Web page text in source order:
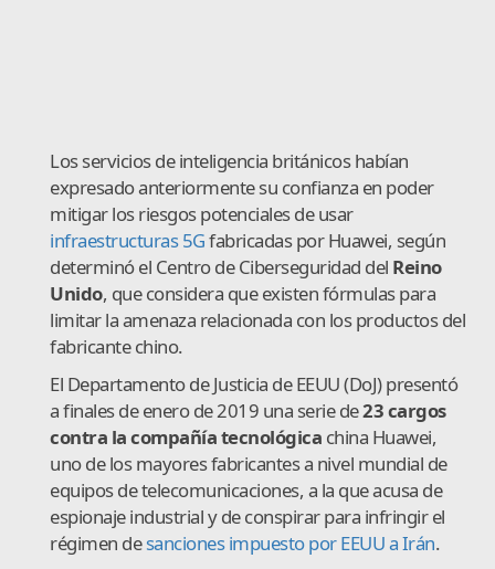
Los servicios de inteligencia británicos habían
expresado anteriormente su confianza en poder
mitigar los riesgos potenciales de usar
infraestructuras 5Gfabricadas por Huawei, según
determinó el Centro de Ciberseguridad del Reino
Unido, que considera que existen fórmulas para
limitar la amenaza relacionada con los productos del
fabricante chino.
El Departamento de Justicia de EEUU (DoJ) presentó
a finales de enero de 2019 una serie de23 cargos
contra la compañía tecnológica china Huawei,
uno de los mayores fabricantes a nivel mundial de
equipos de telecomunicaciones, a la que acusa de
espionaje industrial y de conspirar para infringir el
régimen desanciones impuesto por EEUU a Irán.